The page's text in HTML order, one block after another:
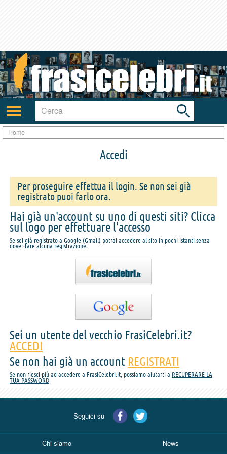
Attiva/disattiva
navigazione
Toggle
search
bar
Home
Accedi
Per proseguire effettua il login. Se non sei già
registrato puoi farlo ora.
Hai già un'account su uno di questi siti? Clicca
sul logo per effettuare l'accesso
Se sei già registrato a Google (Gmail) potrai accedere al sito in pochi istanti senza
dover fare alcuna registrazione.
Sei un utente del vecchio FrasiCelebri.it?
ACCEDI
Se non hai già un account REGISTRATI
Se non riesci più ad accedere a FrasiCelebri.it, possiamo aiutarti a RECUPERARE LA
TUA PASSWORD
Seguici su
Chi siamo News